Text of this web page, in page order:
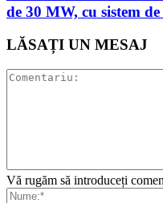
de 30 MW, cu sistem
LĂSAȚI UN MESAJ
Vă rugăm să introduceți